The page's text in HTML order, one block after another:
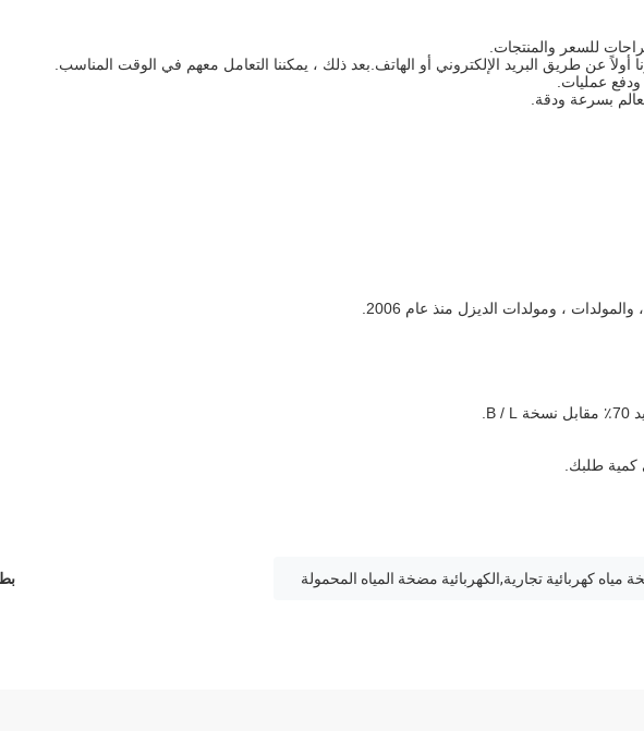
، ومولدات الديزل منذ عام 2006.
مياه كهربائية تجارية,الكهربائية مضخة المياه المحمولة